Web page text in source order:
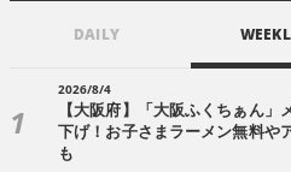
DAILY
2026/8/4
【大阪府】「大阪ふくちぁん」
下げ！お子さまラーメン無料や
も